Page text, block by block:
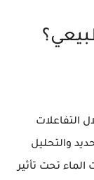
التفاعلات
والتحليل
تحت تأثير